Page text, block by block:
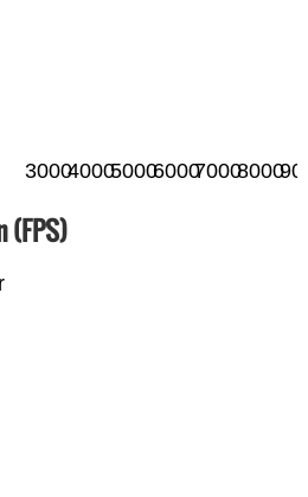
300040005000600070008000
(FPS)